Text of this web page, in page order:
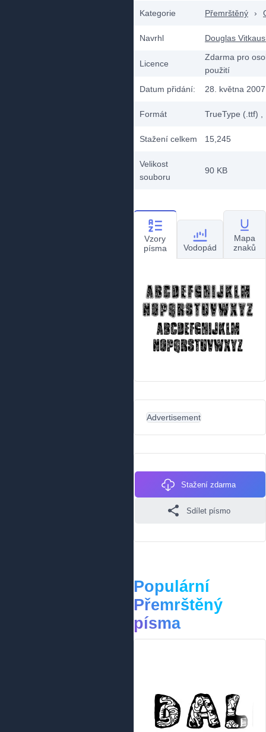
Kategorie Přemrštěný ›
Navrhl Douglas
Licence
Zdarma pro
použití
Datum přidání:
28. května 2007
Formát TrueType (.ttf)
Stažení celkem 15,245
Velikost
souboru
90 KB
Vzory
písma
Vodopád
Mapa
znaků
Advertisement
Stažení zdarma
Sdílet písmo
Populární
Přemrštěný
písma